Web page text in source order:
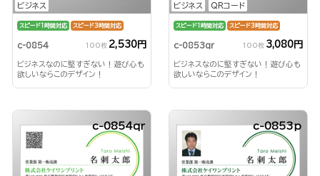
ビジネス
スピード1時間対応 スピード3時間対応
c-0854 100枚 2,530円
ビジネスなのに堅すぎない！遊び心も
欲しいならこのデザイン！
ビジネス QRコード
スピード1時間対応 スピード3時間対応
c-0853qr 100枚 3,080円
ビジネスなのに堅すぎない！遊び心も
欲しいならこのデザイン！
c-0854qr c-0853p